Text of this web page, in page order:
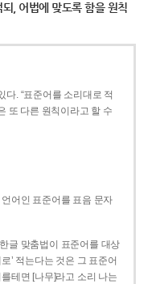
, 어법에 맞도록 함을 원칙
다. “표준어를 소리대로 적
또 다른 원칙이라고 할 수
어인 표준어를 표음 문자
글 맞춤법이 표준어를 대상
’ 적는다는 것은 그 표준어
테면 [나무]라고 소리 나는